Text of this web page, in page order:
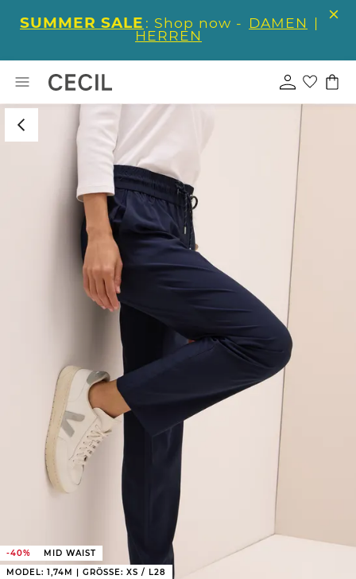
SUMMER SALE : Shop now - DAMEN |
HERREN
-40%
MID WAIST
MODEL: 1,74M | GRÖSSE: XS / L28